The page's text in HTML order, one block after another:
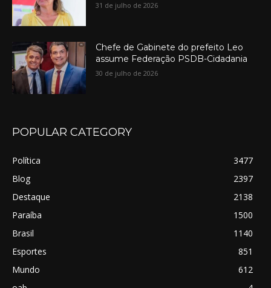
31 de julho de 2026
Chefe de Gabinete do prefeito Leo
assume Federação PSDB-Cidadania
30 de julho de 2026
POPULAR CATEGORY
Política
3477
Blog
2397
Destaque
2138
Paraíba
1500
Brasil
1140
Esportes
851
Mundo
612